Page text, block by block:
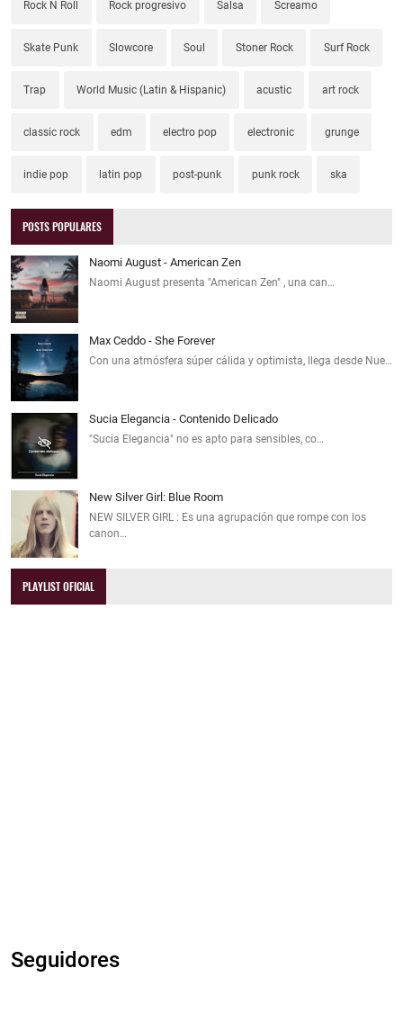
Rock N Roll Rock progresivo Salsa Screamo
Skate Punk Slowcore Soul Stoner Rock Surf Rock
Trap World Music (Latin & Hispanic) acustic art rock
classic rock edm electro pop electronic grunge
indie pop latin pop post-punk punk rock ska
POSTS POPULARES
Naomi August - American Zen
Naomi August presenta "American Zen" , una can…
Max Ceddo - She Forever
Con una atmósfera súper cálida y optimista, llega desde Nue…
Sucia Elegancia - Contenido Delicado
"Sucia Elegancia" no es apto para sensibles, co…
New Silver Girl: Blue Room
NEW SILVER GIRL : Es una agrupación que rompe con los
canon…
PLAYLIST OFICIAL
Seguidores